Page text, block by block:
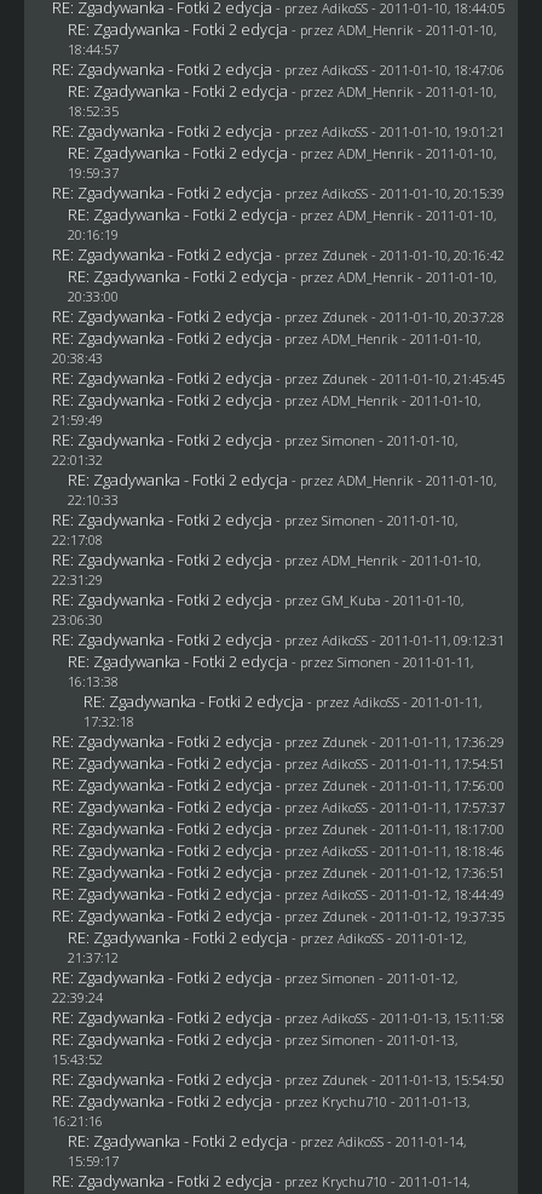
RE: Zgadywanka - Fotki 2 edycja - przez AdikoSS - 2011-01-10, 18:44:05
RE: Zgadywanka - Fotki 2 edycja - przez ADM_Henrik- 2011-01-10,
18:44:57
RE: Zgadywanka - Fotki 2 edycja - przez AdikoSS - 2011-01-10, 18:47:06
RE: Zgadywanka - Fotki 2 edycja - przez ADM_Henrik- 2011-01-10,
18:52:35
RE: Zgadywanka - Fotki 2 edycja - przez AdikoSS - 2011-01-10, 19:01:21
RE: Zgadywanka - Fotki 2 edycja - przez ADM_Henrik- 2011-01-10,
19:59:37
RE: Zgadywanka - Fotki 2 edycja - przez AdikoSS - 2011-01-10, 20:15:39
RE: Zgadywanka - Fotki 2 edycja - przez ADM_Henrik- 2011-01-10,
20:16:19
RE: Zgadywanka - Fotki 2 edycja - przez Zdunek- 2011-01-10, 20:16:42
RE: Zgadywanka - Fotki 2 edycja - przez ADM_Henrik- 2011-01-10,
20:33:00
RE: Zgadywanka - Fotki 2 edycja - przez Zdunek- 2011-01-10, 20:37:28
RE: Zgadywanka - Fotki 2 edycja - przez ADM_Henrik- 2011-01-10,
20:38:43
RE: Zgadywanka - Fotki 2 edycja - przez Zdunek- 2011-01-10, 21:45:45
RE: Zgadywanka - Fotki 2 edycja - przez ADM_Henrik- 2011-01-10,
21:59:49
RE: Zgadywanka - Fotki 2 edycja - przez Simonen - 2011-01-10,
22:01:32
RE: Zgadywanka - Fotki 2 edycja - przez ADM_Henrik- 2011-01-10,
22:10:33
RE: Zgadywanka - Fotki 2 edycja - przez Simonen - 2011-01-10,
22:17:08
RE: Zgadywanka - Fotki 2 edycja - przez ADM_Henrik- 2011-01-10,
22:31:29
RE: Zgadywanka - Fotki 2 edycja - przez GM_Kuba - 2011-01-10,
23:06:30
RE: Zgadywanka - Fotki 2 edycja - przez AdikoSS - 2011-01-11, 09:12:31
RE: Zgadywanka - Fotki 2 edycja - przez Simonen - 2011-01-11,
16:13:38
RE: Zgadywanka - Fotki 2 edycja - przez AdikoSS - 2011-01-11,
17:32:18
RE: Zgadywanka - Fotki 2 edycja - przez Zdunek- 2011-01-11, 17:36:29
RE: Zgadywanka - Fotki 2 edycja - przez AdikoSS - 2011-01-11, 17:54:51
RE: Zgadywanka - Fotki 2 edycja - przez Zdunek- 2011-01-11, 17:56:00
RE: Zgadywanka - Fotki 2 edycja - przez AdikoSS - 2011-01-11, 17:57:37
RE: Zgadywanka - Fotki 2 edycja - przez Zdunek- 2011-01-11, 18:17:00
RE: Zgadywanka - Fotki 2 edycja - przez AdikoSS - 2011-01-11, 18:18:46
RE: Zgadywanka - Fotki 2 edycja - przez Zdunek- 2011-01-12, 17:36:51
RE: Zgadywanka - Fotki 2 edycja - przez AdikoSS - 2011-01-12, 18:44:49
RE: Zgadywanka - Fotki 2 edycja - przez Zdunek- 2011-01-12, 19:37:35
RE: Zgadywanka - Fotki 2 edycja - przez AdikoSS - 2011-01-12,
21:37:12
RE: Zgadywanka - Fotki 2 edycja - przez Simonen - 2011-01-12,
22:39:24
RE: Zgadywanka - Fotki 2 edycja - przez AdikoSS - 2011-01-13, 15:11:58
RE: Zgadywanka - Fotki 2 edycja - przez Simonen - 2011-01-13,
15:43:52
RE: Zgadywanka - Fotki 2 edycja - przez Zdunek- 2011-01-13, 15:54:50
RE: Zgadywanka - Fotki 2 edycja - przez Krychu710 - 2011-01-13,
16:21:16
RE: Zgadywanka - Fotki 2 edycja - przez AdikoSS - 2011-01-14,
15:59:17
RE: Zgadywanka - Fotki 2 edycja - przez Krychu710 - 2011-01-14,